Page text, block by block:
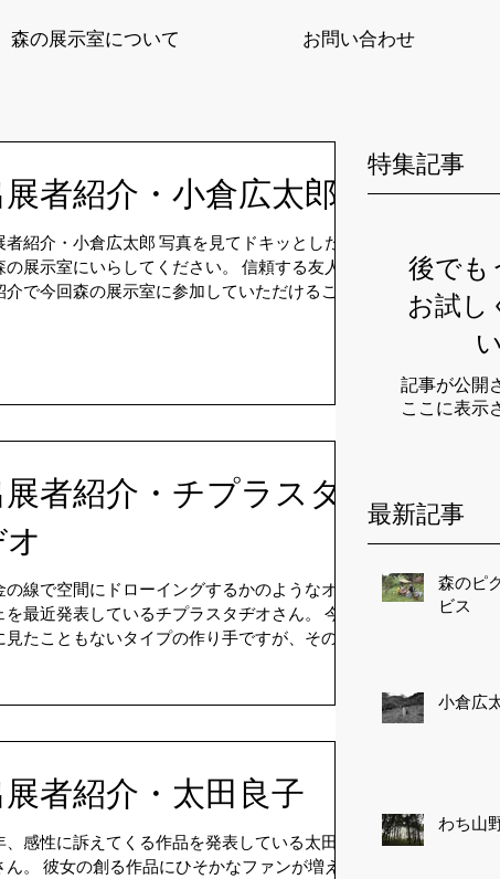
森の展示室について お問い合わせ
者紹介・小倉広太郎
者紹介・小倉広太郎 写真を見てドキッとした方
展示室にいらしてください。 信頼する友人の
介で今回森の展示室に参加していただけること
者紹介・チプラスタ
の線で空間にドローイングするかのようなオブ
を最近発表しているチプラスタヂオさん。 今ま
見たこともないタイプの作り手ですが、その作
者紹介・太田良子
、感性に訴えてくる作品を発表している太田良
ひそかなファンが増えて
特集記事
後でも
お試し
い
記事が公開
ここに表示
最新記事
森のピ
ビス
小倉広
わち山